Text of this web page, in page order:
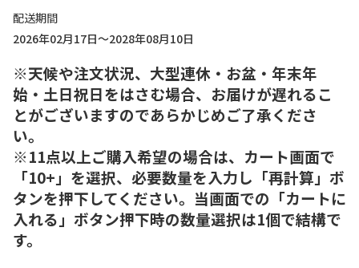
配送期間
2026年02月17日～2028年08月10日
※天候や注文状況、大型連休・お盆・年末年
始・土日祝日をはさむ場合、お届けが遅れるこ
とがございますのであらかじめご了承くださ
い。
※11点以上ご購入希望の場合は、カート画面で
「10+」を選択、必要数量を入力し「再計算」ボ
タンを押下してください。当画面での「カートに
入れる」ボタン押下時の数量選択は1個で結構で
す。